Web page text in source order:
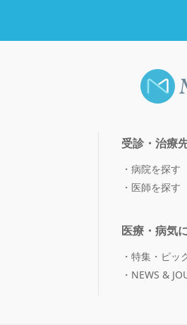
受診・治療
病院を探す
医師を探す
医療・病気
特集・ピッ
NEWS &